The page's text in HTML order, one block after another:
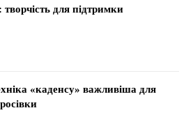
для підтримки
«каденсу» важливіша для